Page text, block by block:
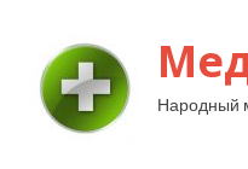
Народный